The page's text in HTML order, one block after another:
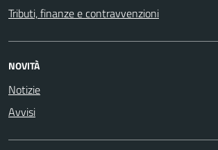
Tributi, finanze e contravvenzioni
NOVITÀ
Notizie
Avvisi